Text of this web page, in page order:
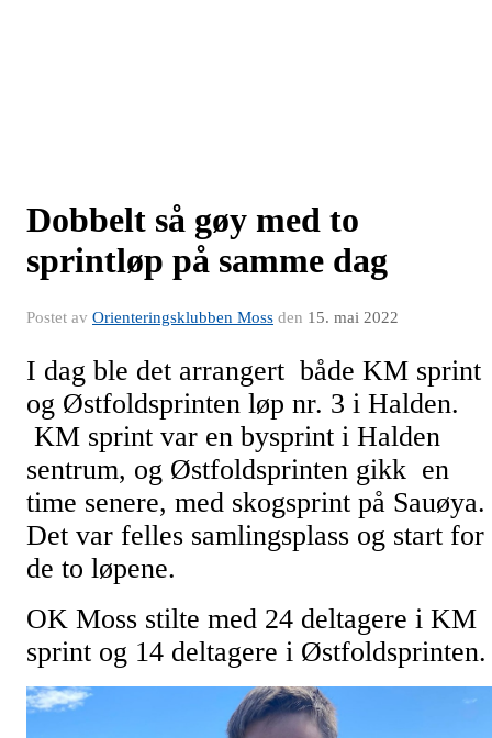
Dobbelt så gøy med to
sprintløp på samme dag
Postet av Orienteringsklubben Moss den 15. mai 2022
I dag ble det arrangert både KM sprint
og Østfoldsprinten løp nr. 3 i Halden.
KM sprint var en bysprint i Halden
sentrum, og Østfoldsprinten gikk en
time senere, med skogsprint på Sauøya.
Det var felles samlingsplass og start for
de to løpene.
OK Moss stilte med 24 deltagere i KM
sprint og 14 deltagere i Østfoldsprinten.